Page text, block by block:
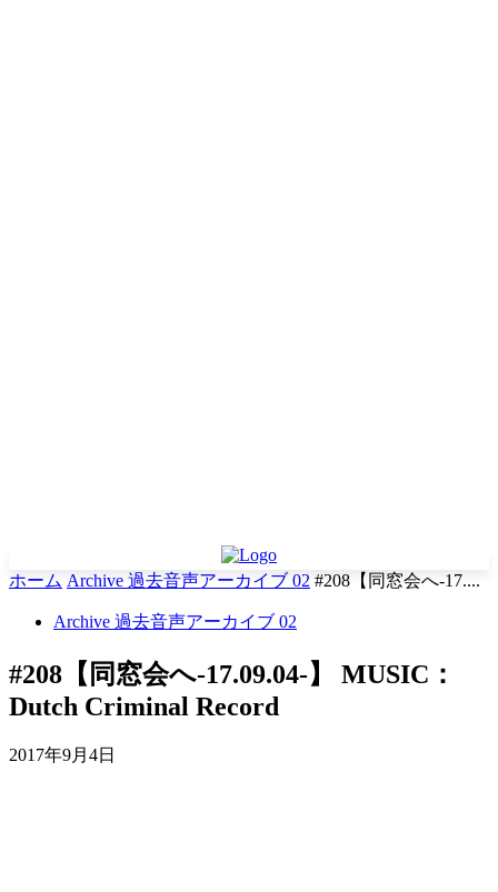
ホーム Archive 過去音声アーカイブ 02 #208【同窓会へ-17....
Archive 過去音声アーカイブ 02
#208【同窓会へ-17.09.04-】 MUSIC：
Dutch Criminal Record
2017年9月4日